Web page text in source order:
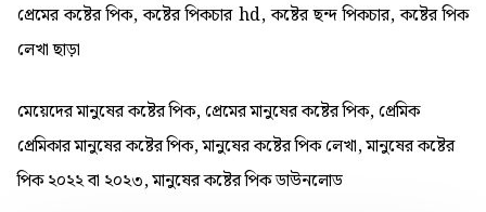
প্রেমের কষ্টের পিক, কষ্টের পিকচার hd, কষ্টের ছন্দ পিকচার, কষ্টের পিক
লেখা ছাড়া
মেয়েদের মানুষের কষ্টের পিক, প্রেমের মানুষের কষ্টের পিক, প্রেমিক
প্রেমিকার মানুষের কষ্টের পিক, মানুষের কষ্টের পিক লেখা, মানুষের কষ্টের
পিক ২০২২ বা ২০২৩, মানুষের কষ্টের পিক ডাউনলোড